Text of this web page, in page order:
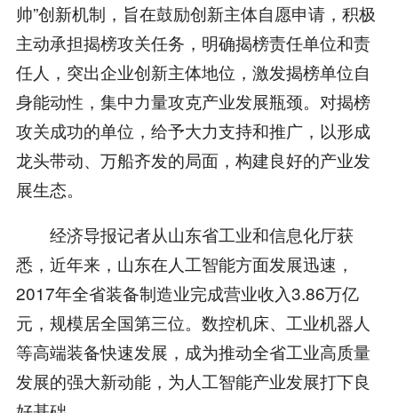
帅”创新机制，旨在鼓励创新主体自愿申请，积极
主动承担揭榜攻关任务，明确揭榜责任单位和责
任人，突出企业创新主体地位，激发揭榜单位自
身能动性，集中力量攻克产业发展瓶颈。对揭榜
攻关成功的单位，给予大力支持和推广，以形成
龙头带动、万船齐发的局面，构建良好的产业发
展生态。
经济导报记者从山东省工业和信息化厅获
悉，近年来，山东在人工智能方面发展迅速，
2017年全省装备制造业完成营业收入3.86万亿
元，规模居全国第三位。数控机床、工业机器人
等高端装备快速发展，成为推动全省工业高质量
发展的强大新动能，为人工智能产业发展打下良